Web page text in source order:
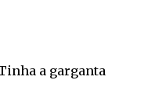
a garganta